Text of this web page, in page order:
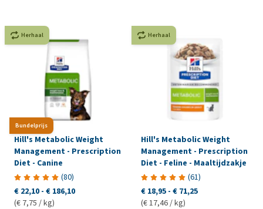
Bundelprijs
Herhaal
Hill's Metabolic Weight
Management - Prescription
Diet - Canine
(80)
€ 22,10 - € 186,10
(€ 7,75 / kg)
Herhaal
Hill's Metabolic Weight
Management - Prescription
Diet - Feline - Maaltijdzakje
(61)
€ 18,95 - € 71,25
(€ 17,46 / kg)